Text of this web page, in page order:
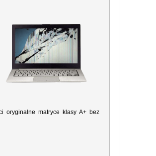
oryginalne matryce klasy A+ bez